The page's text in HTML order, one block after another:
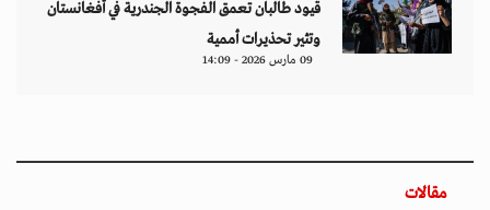
قيود طالبان تعمق الفجوة الجندرية في أفغانستان
وتثير تحذيرات أممية
09 مارس 2026 - 14:09
مقالات